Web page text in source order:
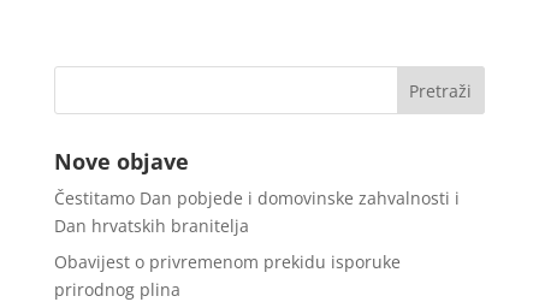
Nove objave
Čestitamo Dan pobjede i domovinske zahvalnosti i
Dan hrvatskih branitelja
Obavijest o privremenom prekidu isporuke
prirodnog plina